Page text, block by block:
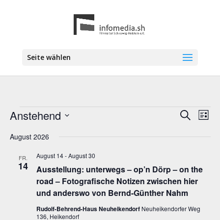
Seite wählen
Veranstaltungen
und
SucheListe
Anstehend
wählen.
August 2026
FR.
14
Ausstellung: unterwegs – op’n Dörp – on the
road – Fotografische Notizen zwischen hier
und anderswo von Bernd-Günther Nahm
August 14-August 30
Rudolf-Behrend-Haus Neuheikendorf Neuheikendorfer Weg
136, Heikendorf